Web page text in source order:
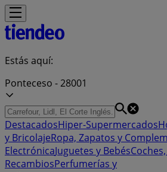
Estás aquí:
Ponteceso - 28001
DestacadosHiper-Supermercados
y BricolajeRopa, Zapatos y
ElectrónicaJuguetes y Bebés
RecambiosPerfumerías y